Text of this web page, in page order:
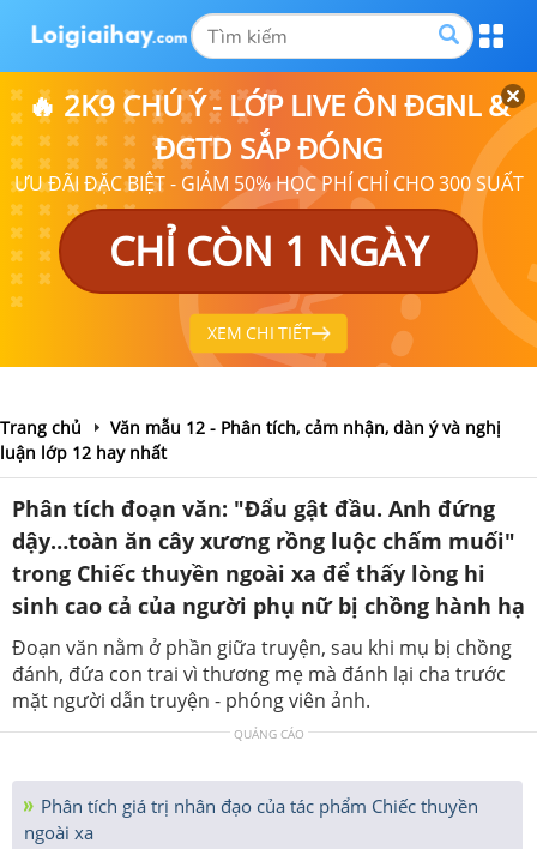
🔥 2K9 CHÚ Ý - LỚP LIVE ÔN ĐGNL &
ĐGTD SẮP ĐÓNG
ƯU ĐÃI ĐẶC BIỆT - GIẢM 50% HỌC PHÍ CHỈ CHO 300 SUẤT
CHỈ CÒN 1 NGÀY
XEM CHI TIẾT
Trang chủ
Văn mẫu 12 - Phân tích, cảm nhận, dàn ý và nghị
luận lớp 12 hay nhất
Phân tích đoạn văn: "Đẩu gật đầu. Anh đứng
dậy…toàn ăn cây xương rồng luộc chấm muối"
trong Chiếc thuyền ngoài xa để thấy lòng hi
sinh cao cả của người phụ nữ bị chồng hành hạ
Đoạn văn nằm ở phần giữa truyện, sau khi mụ bị chồng
đánh, đứa con trai vì thương mẹ mà đánh lại cha trước
mặt người dẫn truyện - phóng viên ảnh.
QUẢNG CÁO
Phân tích giá trị nhân đạo của tác phẩm Chiếc thuyền
ngoài xa